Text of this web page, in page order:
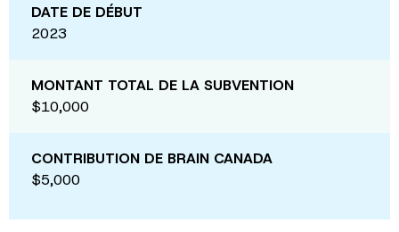
DATE DE DÉBUT
2023
MONTANT TOTAL DE LA SUBVENTION
$10,000
CONTRIBUTION DE BRAIN CANADA
$5,000